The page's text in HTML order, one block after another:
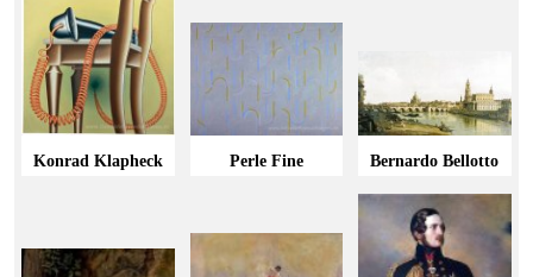
Konrad Klapheck Perle Fine Bernardo Bellotto